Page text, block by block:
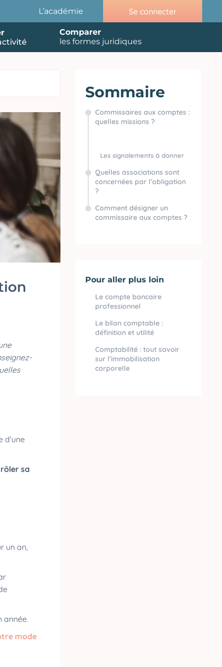
L’académie Se connecter
Comparer
les formes juridiques
d’une
sa
un an,
année.
mode
Sommaire
Commissaires aux comptes :
quelles missions ?
Les signalements à donner
Quelles associations sont
concernées par l’obligation
?
Comment désigner un
commissaire aux comptes ?
Pour aller plus loin
Le compte bancaire
professionnel
Le bilan comptable :
définition et utilité
Comptabilité : tout savoir
sur l’immobilisation
corporelle